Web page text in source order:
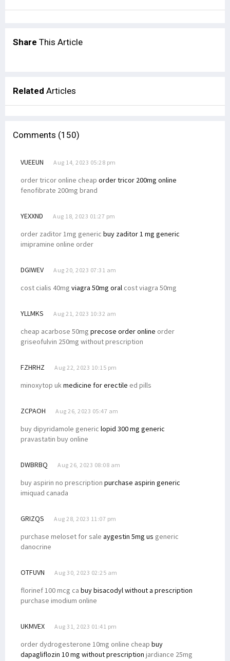
Share This Article
Related Articles
Comments (150)
VUEEUN Aug 14, 2023 05:28 pm
order tricor online cheap order tricor 200mg online
fenofibrate 200mg brand
YEXXND Aug 18, 2023 01:27 pm
order zaditor 1mg generic buy zaditor 1 mg generic
imipramine online order
DGIWEV Aug 20, 2023 07:31 am
cost cialis 40mg viagra 50mg oral cost viagra 50mg
YLLMKS Aug 21, 2023 10:32 am
cheap acarbose 50mg precose order online order
griseofulvin 250mg without prescription
FZHRHZ Aug 22, 2023 10:15 pm
minoxytop uk medicine for erectile ed pills
ZCPAOH Aug 26, 2023 05:47 am
buy dipyridamole generic lopid 300 mg generic
pravastatin buy online
DWBRBQ Aug 26, 2023 08:08 am
buy aspirin no prescription purchase aspirin generic
imiquad canada
GRIZQS Aug 28, 2023 11:07 pm
purchase meloset for sale aygestin 5mg us generic
danocrine
OTFUVN Aug 30, 2023 02:25 am
florinef 100 mcg ca buy bisacodyl without a prescription
purchase imodium online
UKMVEX Aug 31, 2023 01:41 pm
order dydrogesterone 10mg online cheap buy
dapagliflozin 10 mg without prescription jardiance 25mg